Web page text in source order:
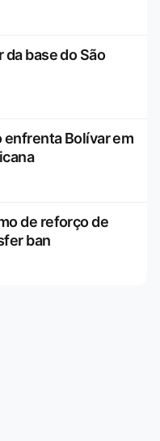
base do São
enfrenta Bolívar em
de reforço de
ban